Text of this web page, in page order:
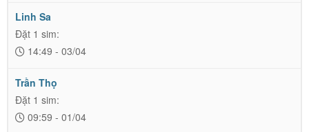
Linh Sa
Đặt 1 sim:
14:49 - 03/04
Trần Thọ
Đặt 1 sim:
09:59 - 01/04